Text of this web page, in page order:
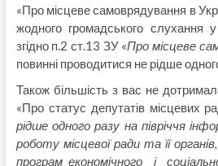
«Про місцеве самоврядування в
жодного громадського слухання
згідно п.2 ст.13 ЗУ «Про місцеве
повинні проводитися не рідше
Також більшість з вас не
«Про статус депутатів місцевих
рідше одного разу на півріччя
роботу місцевої ради та її
програм економічного і